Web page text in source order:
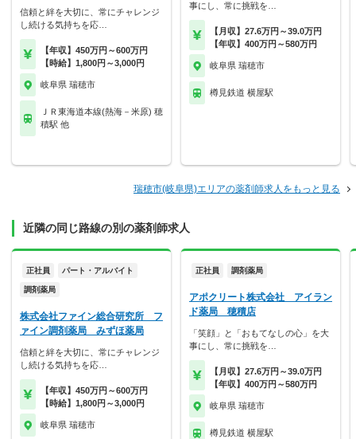
信頼と絆を大切に、常にチャレンジ
し続ける気持ちを応…
【年収】450万円～600万円
【時給】1,800円～3,000円
岐阜県 瑞穂市
ＪＲ東海道本線(熱海－米原) 穂
積駅 他
事にし、常に挑戦を…
【月収】27.6万円～39.0万円
【年収】400万円～580万円
岐阜県 瑞穂市
樽見鉄道 横屋駅
瑞穂市(岐阜県)エリアの薬剤師求人をもっと見る
近隣の同じ路線の別の薬剤師求人
正社員 パート・アルバイト
調剤薬局
株式会社ファイン総合研究所 フ
ァイン調剤薬局 みずほ薬局
信頼と絆を大切に、常にチャレンジ
し続ける気持ちを応…
【年収】450万円～600万円
【時給】1,800円～3,000円
岐阜県 瑞穂市
正社員 調剤薬局
アポクリート株式会社 アイラン
ド薬局 穂積店
「笑顔」と「おもてなしの心」を大
事にし、常に挑戦を…
【月収】27.6万円～39.0万円
【年収】400万円～580万円
岐阜県 瑞穂市
樽見鉄道 横屋駅